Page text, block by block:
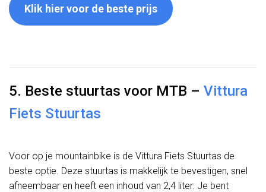
Klik hier voor de beste prijs
5. Beste stuurtas voor MTB – Vittura
Fiets Stuurtas
Voor op je mountainbike is de Vittura Fiets Stuurtas de
beste optie. Deze stuurtas is makkelijk te bevestigen, snel
afneembaar en heeft een inhoud van 2,4 liter. Je bent